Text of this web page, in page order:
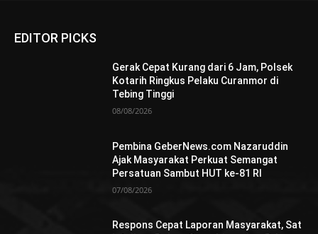
EDITOR PICKS
Gerak Cepat Kurang dari 6 Jam, Polsek
Kotarih Ringkus Pelaku Curanmor di
Tebing Tinggi
08/08/2026
Pembina GeberNews.com Nazaruddin
Ajak Masyarakat Perkuat Semangat
Persatuan Sambut HUT ke-81 RI
07/08/2026
Respons Cepat Laporan Masyarakat, Sat